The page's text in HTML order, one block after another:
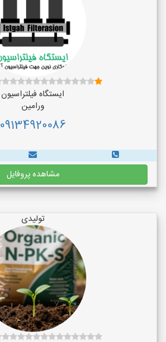
ایستگاه فیلتراسیون
ورامین
09134920086
مشاهده پروفایل
تولیدی